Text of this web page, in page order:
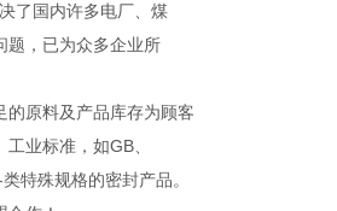
了国内许多电厂、煤
题，已为众多企业所
原料及产品库存为顾客
业标准，如GB、
特殊规格的密封产品。